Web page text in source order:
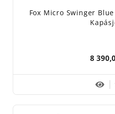
Fox Micro Swinger
8